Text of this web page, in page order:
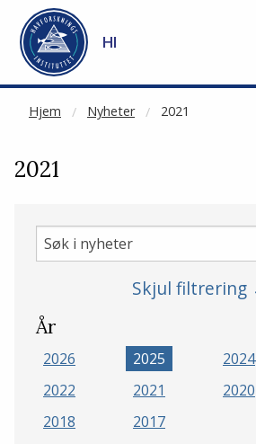
Gå til hovedinnhold
HI
Hjem Nyheter 2021
NOT CACHED
2021
Søk
i
Skjul filtrering
År
2026 2025 2024
2022
2021 2020
2018
2017